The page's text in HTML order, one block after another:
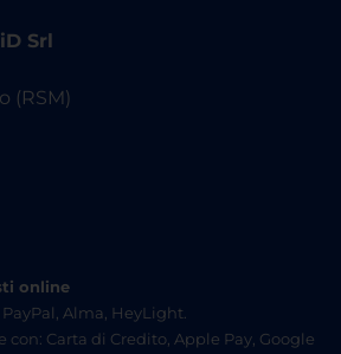
Srl
(RSM)
online
Alma, HeyLight.
con: Carta di Credito, Apple Pay, Google